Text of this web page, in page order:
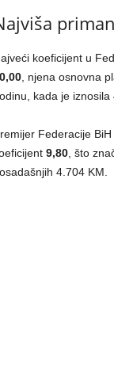
koeficijent u
, njena osnovna
kada je iznosila
Federacije
9,80, što
4.704 KM.